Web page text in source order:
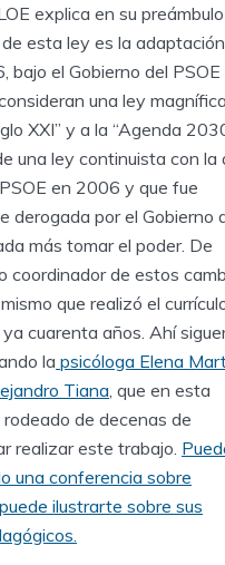
explica en su
esta ley es la
bajo el Gobierno del PSOE
una ley
XXI” y a la “Agenda
una ley continuista con la
en 2006 y que fue
derogada por el Gobierno
más tomar el poder. De
coordinador de estos
que realizó el
ya cuarenta años. Ahí
la psicóloga Elena
Tiana , que en esta
de decenas de
realizar este trabajo.
una conferencia sobre
ilustrarte sobre sus